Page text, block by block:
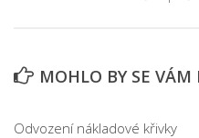
MOHLO BY SE VÁM
Odvození nákladové křivky